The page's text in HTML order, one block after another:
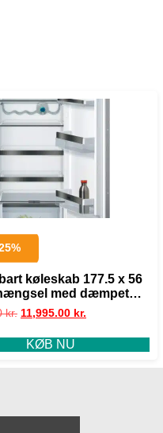
køleskab 177.5 x 56
med dæmpet
close) – Siemens
KI81RSOE0
kr. 11,995.00 kr.
KØB NU